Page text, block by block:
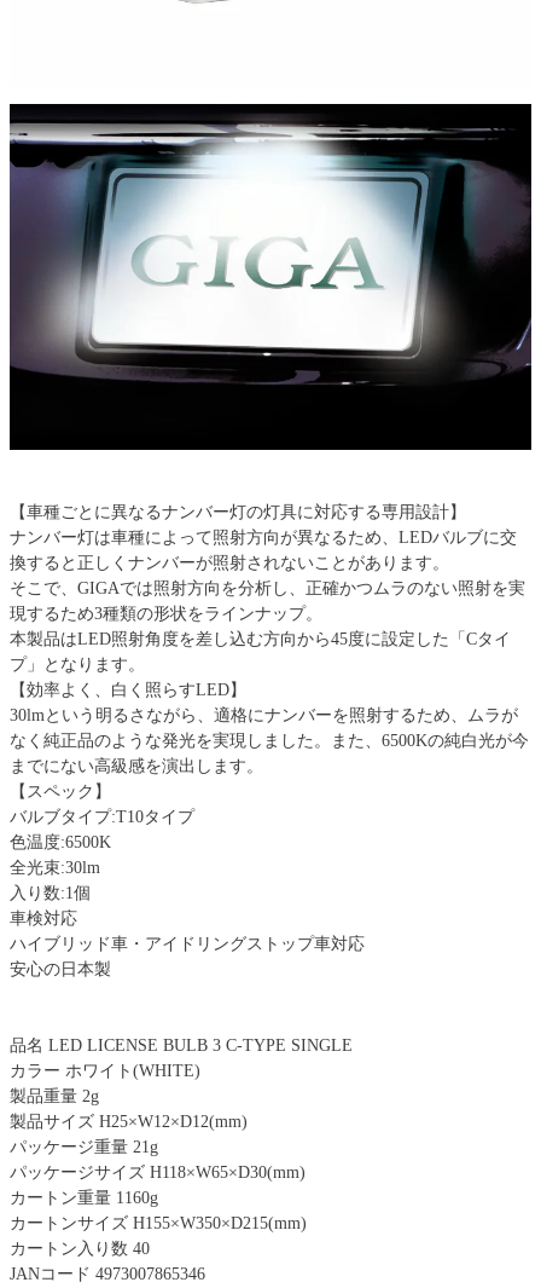
【車種ごとに異なるナンバー灯の灯具に対応する専用設計】
ナンバー灯は車種によって照射方向が異なるため、LEDバルブに交
換すると正しくナンバーが照射されないことがあります。
そこで、GIGAでは照射方向を分析し、正確かつムラのない照射を実
現するため3種類の形状をラインナップ。
本製品はLED照射角度を差し込む方向から45度に設定した「Cタイ
プ」となります。
【効率よく、白く照らすLED】
30lmという明るさながら、適格にナンバーを照射するため、ムラが
なく純正品のような発光を実現しました。また、6500Kの純白光が今
までにない高級感を演出します。
【スペック】
バルブタイプ:T10タイプ
色温度:6500K
全光束:30lm
入り数:1個
車検対応
ハイブリッド車・アイドリングストップ車対応
安心の日本製
品名 LED LICENSE BULB 3 C-TYPE SINGLE
カラー ホワイト(WHITE)
製品重量 2g
製品サイズ H25×W12×D12(mm)
パッケージ重量 21g
パッケージサイズ H118×W65×D30(mm)
カートン重量 1160g
カートンサイズ H155×W350×D215(mm)
カートン入り数 40
JANコード 4973007865346